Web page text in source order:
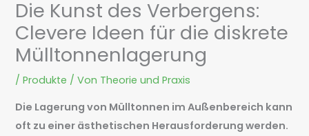
Die Kunst des Verbergens:
Clevere Ideen für die diskrete
Mülltonnenlagerung
/Produkte / Von Theorie und Praxis
Die Lagerung von Mülltonnen im Außenbereich kann
oft zu einer ästhetischen Herausforderung werden.